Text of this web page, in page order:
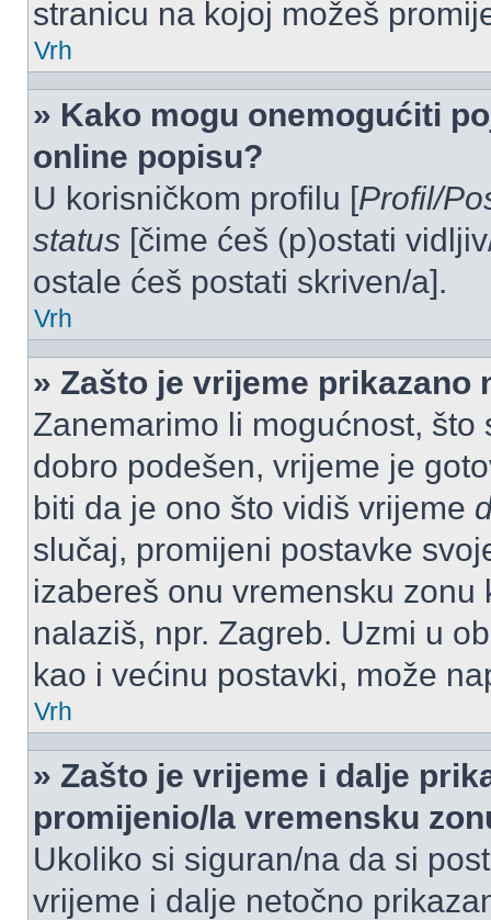
stranicu na kojoj možeš
Vrh
» Kako mogu onemogućiti
online popisu?
U korisničkom profilu [Profil/
status [čime ćeš (p)ostati
ostale ćeš postati skriven/a].
Vrh
» Zašto je vrijeme prikazano
Zanemarimo li mogućnost,
dobro podešen, vrijeme je
biti da je ono što vidiš vrijeme
slučaj, promijeni postavke
izabereš onu vremensku
nalaziš, npr. Zagreb. Uzmi u
kao i većinu postavki, može
Vrh
» Zašto je vrijeme i dalje
promijenio/la vremensku
Ukoliko si siguran/na da si
vrijeme i dalje netočno